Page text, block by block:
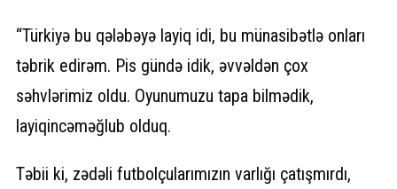
“Türkiyə bu qələbəyə layiq idi, bu münasibətlə onları
təbrik edirəm. Pis gündə idik, əvvəldən çox
səhvlərimiz oldu. Oyunumuzu tapa bilmədik,
layiqincəməğlub olduq.
Təbii ki, zədəli futbolçularımızın varlığı çatışmırdı,